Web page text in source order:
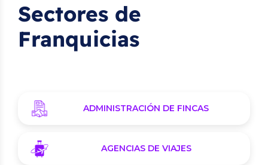
Sectores de
Franquicias
ADMINISTRACIÓN DE FINCAS
AGENCIAS DE VIAJES